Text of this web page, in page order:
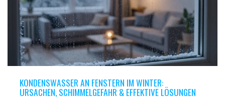
KONDENSWASSER AN FENSTERN IM WINTER:
URSACHEN, SCHIMMELGEFAHR & EFFEKTIVE LÖSUNGEN